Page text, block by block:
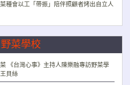
種會以工「帶振」陪伴照顧者烤出自立人
野菜學校
《台灣心事》主持人陳樂融專訪野菜學
貝絲